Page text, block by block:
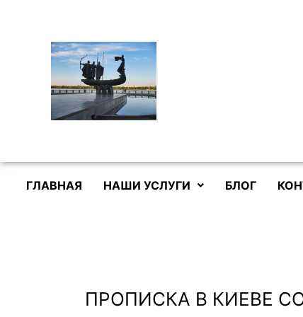
содержимому
ГЛАВНАЯ НАШИ УСЛУГИ БЛОГ
ПРОПИСКА В КИЕВЕ